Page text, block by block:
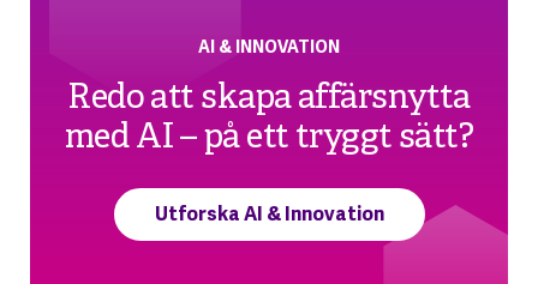
AI & INNOVATION
Redo att skapa affärsnytta
med AI – på ett tryggt sätt?
Utforska AI & Innovation